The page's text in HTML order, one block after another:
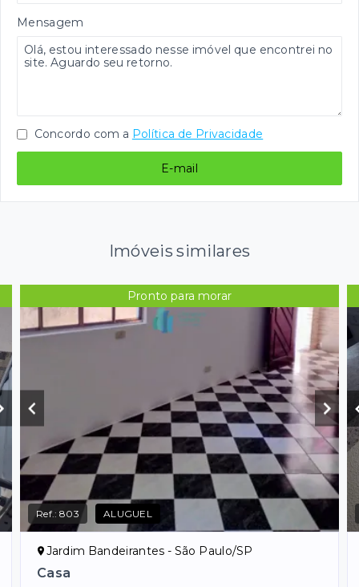
Mensagem
Concordo com a Política de Privacidade
E-mail
Imóveis similares
Pronto para morar
Ref.:803 ALUGUEL
Jardim Bandeirantes - São Paulo/SP
Casa